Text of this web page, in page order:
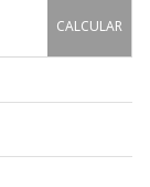
CALCULAR